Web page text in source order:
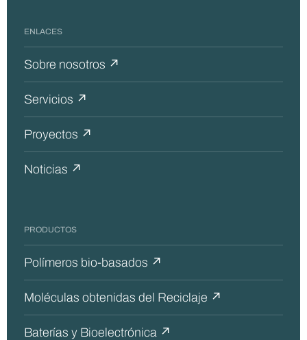
ENLACES
Sobre nosotros ↗
Servicios ↗
Proyectos ↗
Noticias ↗
PRODUCTOS
Polímeros bio-basados ↗
Moléculas obtenidas del Reciclaje ↗
Baterías y Bioelectrónica ↗